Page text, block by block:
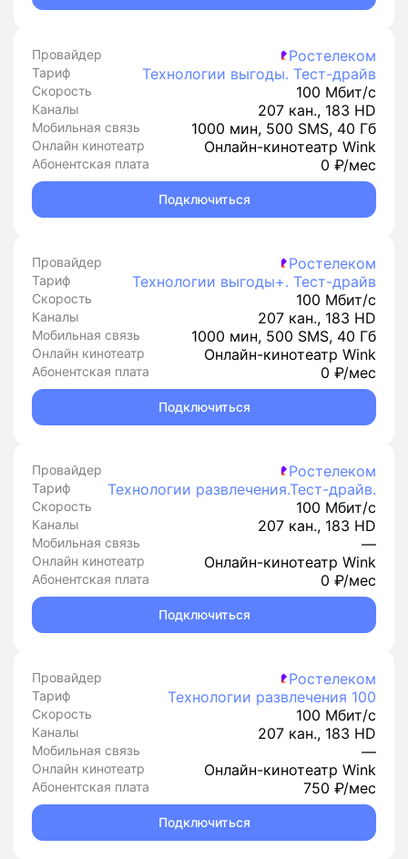
Провайдер Ростелеком
Тариф Технологии выгоды. Тест-драйв
Скорость 100 Мбит/с
Каналы 207 кан., 183 HD
Мобильная связь 1000 мин, 500 SMS, 40 Гб
Онлайн кинотеатр Онлайн-кинотеатр Wink
Абонентская плата 0 ₽/мес
Подключиться
Провайдер Ростелеком
Тариф Технологии выгоды+. Тест-драйв
Скорость 100 Мбит/с
Каналы 207 кан., 183 HD
Мобильная связь 1000 мин, 500 SMS, 40 Гб
Онлайн кинотеатр Онлайн-кинотеатр Wink
Абонентская плата 0 ₽/мес
Подключиться
Провайдер Ростелеком
Тариф Технологии развлечения.Тест-драйв.
Скорость 100 Мбит/с
Каналы 207 кан., 183 HD
Мобильная связь —
Онлайн кинотеатр Онлайн-кинотеатр Wink
Абонентская плата 0 ₽/мес
Подключиться
Провайдер Ростелеком
Тариф Технологии развлечения 100
Скорость 100 Мбит/с
Каналы 207 кан., 183 HD
Мобильная связь —
Онлайн кинотеатр Онлайн-кинотеатр Wink
Абонентская плата 750 ₽/мес
Подключиться